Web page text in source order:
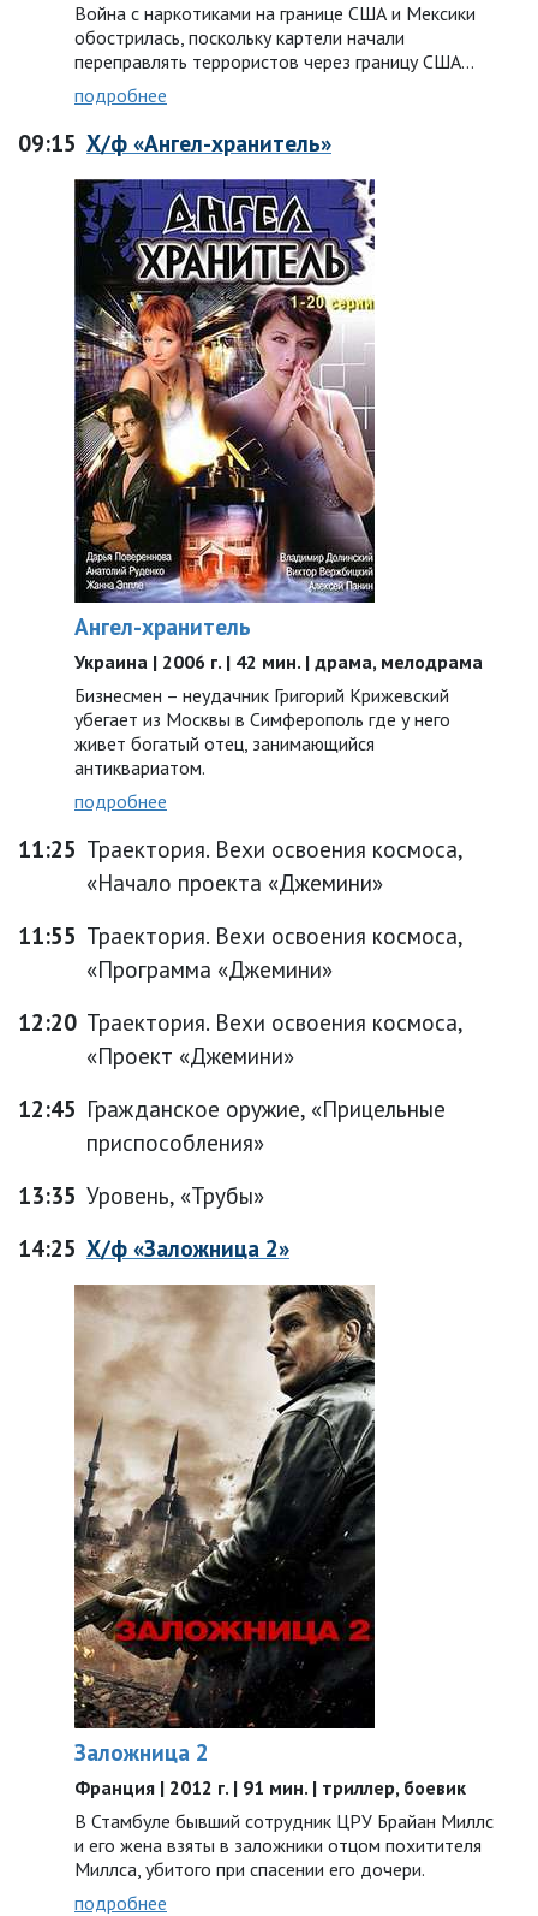
Война с наркотиками на границе США и Мексики
обострилась, поскольку картели начали
переправлять террористов через границу США…
подробнее
09:15 Х/ф «Ангел-хранитель»
Ангел-хранитель
Украина | 2006 г. | 42 мин. | драма, мелодрама
Бизнесмен – неудачник Григорий Крижевский
убегает из Москвы в Симферополь где у него
живет богатый отец, занимающийся
антиквариатом.
подробнее
11:25 Траектория. Вехи освоения космоса,
«Начало проекта «Джемини»
11:55 Траектория. Вехи освоения космоса,
«Программа «Джемини»
12:20 Траектория. Вехи освоения космоса,
«Проект «Джемини»
12:45 Гражданское оружие, «Прицельные
приспособления»
13:35 Уровень, «Трубы»
14:25 Х/ф «Заложница 2»
Заложница 2
Франция | 2012 г. | 91 мин. | триллер, боевик
В Стамбуле бывший сотрудник ЦРУ Брайан Миллс
и его жена взяты в заложники отцом похитителя
Миллса, убитого при спасении его дочери.
подробнее